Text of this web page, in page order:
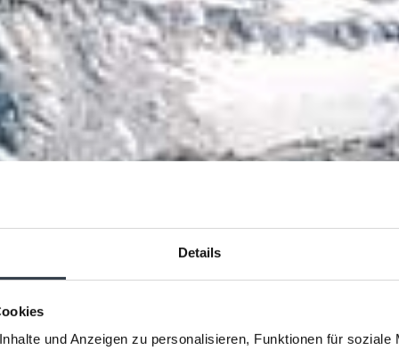
Details
und Anzeigen zu personalisieren, Funktionen für soziale